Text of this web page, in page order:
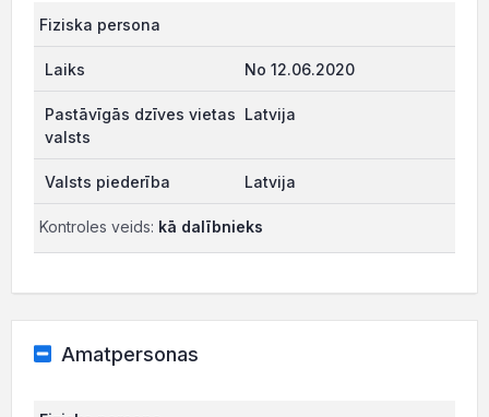
Fiziska persona
No 12.06.2020
Latvija
Latvija
Kontroles veids: kā dalībnieks
Amatpersonas